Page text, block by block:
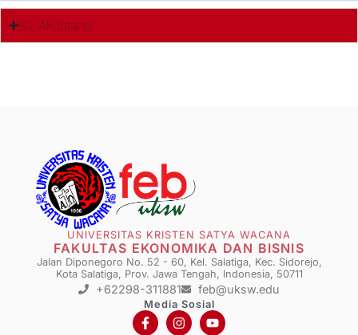
S2 Akuntansi
UNIVERSITAS KRISTEN SATYA WACANA
FAKULTAS EKONOMIKA DAN BISNIS
Jalan Diponegoro No. 52 - 60, Kel. Salatiga, Kec. Sidorejo,
Kota Salatiga, Prov. Jawa Tengah, Indonesia, 50711
+62298-311881 feb@uksw.edu
Media Sosial